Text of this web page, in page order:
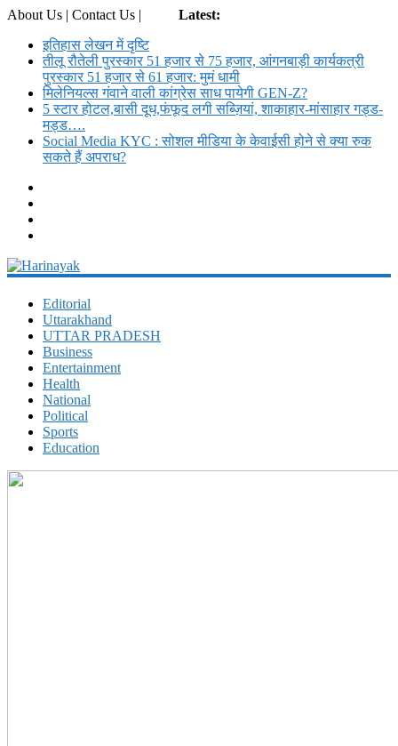
About Us | Contact Us |
Latest:
इतिहास लेखन में दृष्टि
तीलू रौतेली पुरस्कार 51 हजार से 75 हजार, आंगनबाड़ी कार्यकत्री
पुरस्कार 51 हजार से 61 हजार: मुमं धामी
मिलेनियल्स गंवाने वाली कांग्रेस साध पायेगी GEN-Z?
5 स्टार होटल,बासी दूध,फंफूद लगी सब्ज़ियां, शाकाहार-मांसाहार गड्ड-
मड्ड….
Social Media KYC : सोशल मीडिया के केवाईसी होने से क्या रुक
सकते हैं अपराध?
Harinayak
Daily
News
Portal
Editorial
Uttarakhand
UTTAR PRADESH
Business
Entertainment
Health
National
Political
Sports
Education